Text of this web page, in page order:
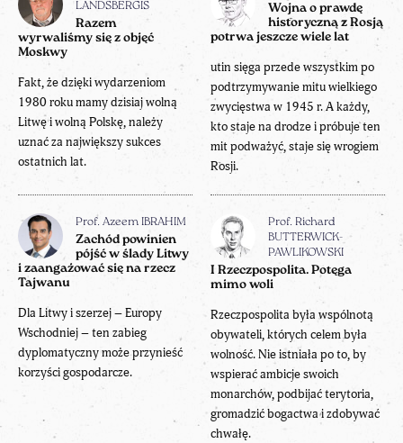
LANDSBERGIS
Razem
wyrwaliśmy się z objęć
Moskwy
Fakt, że dzięki wydarzeniom
1980 roku mamy dzisiaj wolną
Litwę i wolną Polskę, należy
uznać za największy sukces
ostatnich lat.
Wojna o prawdę
historyczną z Rosją
potrwa jeszcze wiele lat
utin sięga przede wszystkim po
podtrzymywanie mitu wielkiego
zwycięstwa w 1945 r. A każdy,
kto staje na drodze i próbuje ten
mit podważyć, staje się wrogiem
Rosji.
Prof. Azeem IBRAHIM
Zachód powinien
pójść w ślady Litwy
i zaangażować się na rzecz
Tajwanu
Dla Litwy i szerzej – Europy
Wschodniej – ten zabieg
dyplomatyczny może przynieść
korzyści gospodarcze.
Prof. Richard
BUTTERWICK-
PAWLIKOWSKI
I Rzeczpospolita. Potęga
mimo woli
Rzeczpospolita była wspólnotą
obywateli, których celem była
wolność. Nie istniała po to, by
wspierać ambicje swoich
monarchów, podbijać terytoria,
gromadzić bogactwa i zdobywać
chwałę.